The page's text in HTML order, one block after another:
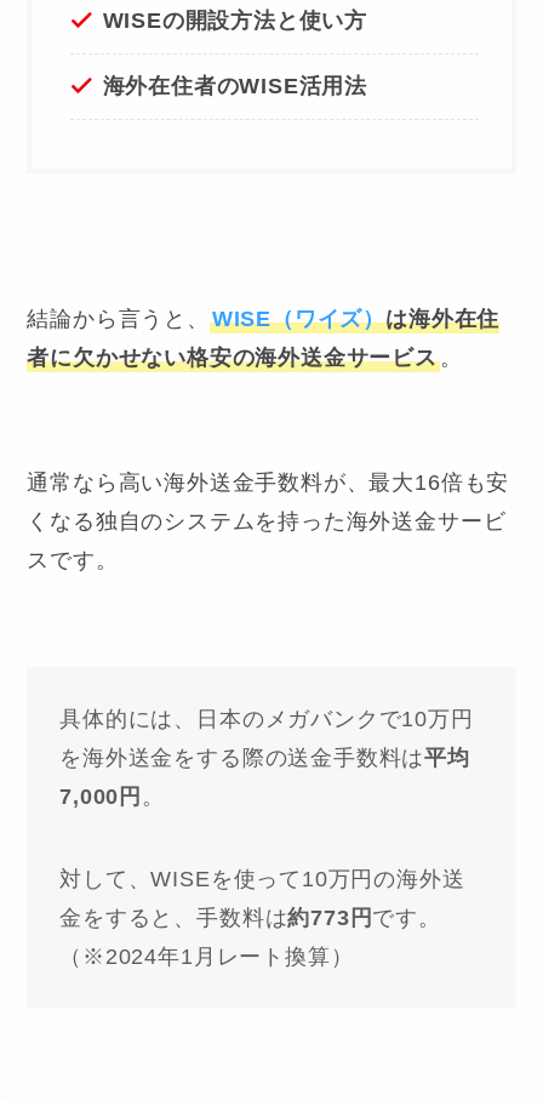
WISEの開設方法と使い方
海外在住者のWISE活用法
結論から言うと、 WISE（ワイズ）は海外在住
者に欠かせない格安の海外送金サービス。
通常なら高い海外送金手数料が、最大16倍も安
くなる独自のシステムを持った海外送金サービ
スです。
具体的には、日本のメガバンクで10万円
を海外送金をする際の送金手数料は平均
7,000円 。
対して、WISEを使って10万円の海外送
金をすると、手数料は約773円 です。
（※2024年1月レート換算）